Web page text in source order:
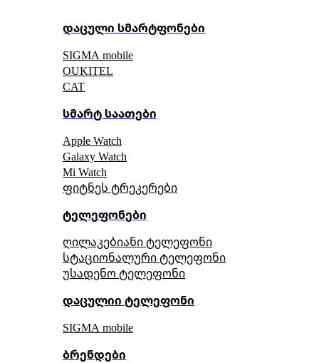
დაცული სმარტფონები
SIGMA mobile
OUKITEL
CAT
სმარტ საათები
Apple Watch
Galaxy Watch
Mi Watch
ფიტნეს ტრეკერები
ტელეფონები
ღილაკებიანი ტელეფონი
სტაციონალური ტელეფონი
უსადენო ტელეფონი
დაცულიი ტელეფონი
SIGMA mobile
ბრენდები